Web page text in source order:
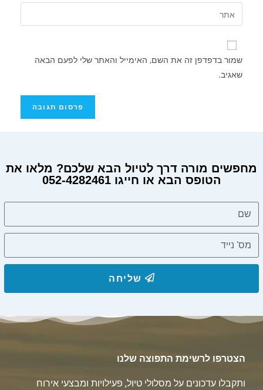
שמור בדפדפן זה את השם, האימייל והאתר שלי לפעם הבאה
שאגיב.
מחפשים מורה דרך לטיול הבא שלכם? מלאו את
הטופס הבא או חייגו 052-4282461
שליחה
הצטרפו לרשימת התפוצה שלנו
ותקבלו עדכונים על מסלולי טיול, פעילויות ומבצעי אירוח